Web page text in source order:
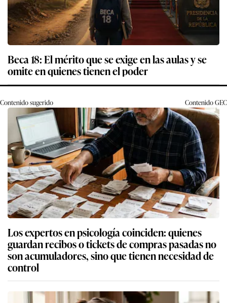
Beca 18: El mérito que se exige en las aulas y se
omite en quienes tienen el poder
Contenido sugerido ContenidoGEC
Los expertos en psicología coinciden: quienes
guardan recibos o tickets de compras pasadas no
son acumuladores, sino que tienen necesidad de
control